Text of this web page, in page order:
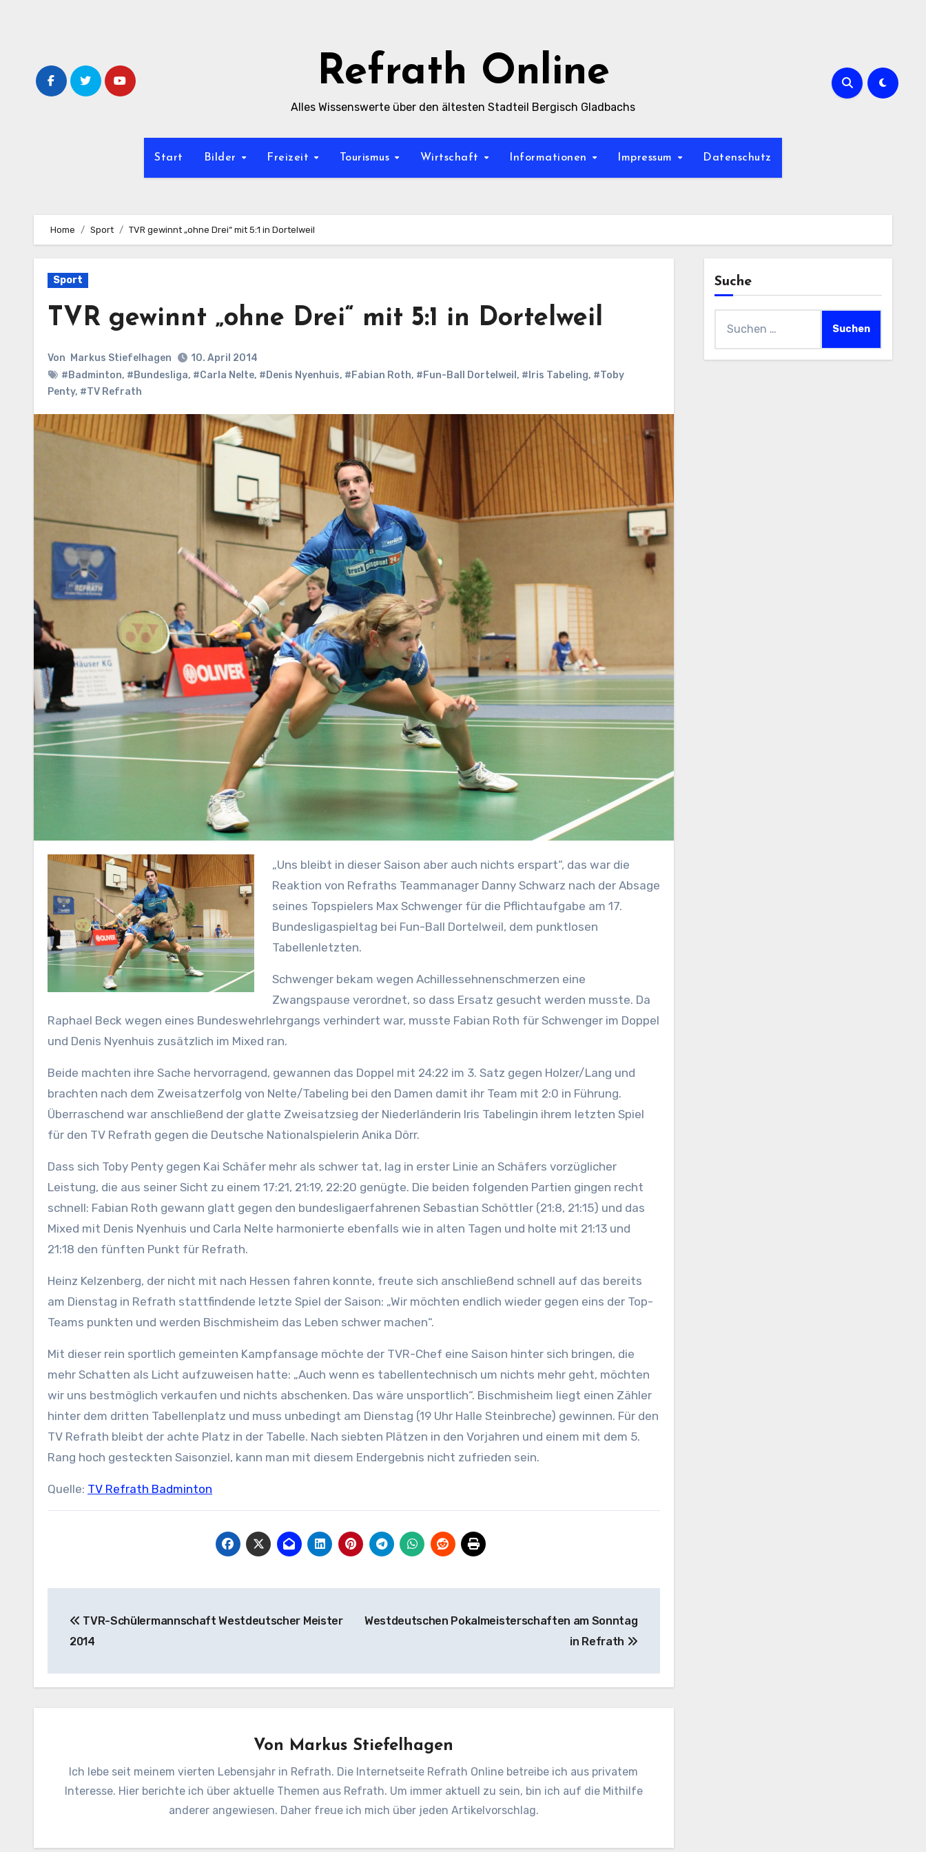
Refrath Online
Alles Wissenswerte über den ältesten Stadteil Bergisch Gladbachs
Start Bilder Freizeit Tourismus Wirtschaft Informationen Impressum Datenschutz
Home Sport TVR gewinnt „ohne Drei“ mit 5:1 in Dortelweil
Sport
TVR gewinnt „ohne Drei“ mit 5:1 in Dortelweil
Von Markus Stiefelhagen
10. April 2014
#Badminton, #Bundesliga, #Carla Nelte, #Denis Nyenhuis, #Fabian Roth, #Fun-Ball Dortelweil , #Iris Tabeling, #Toby
Penty, #TV Refrath
„Uns bleibt in dieser Saison aber auch nichts erspart“, das war die
Reaktion von Refraths Teammanager Danny Schwarz nach der Absage
seines Topspielers Max Schwenger für die Pflichtaufgabe am 17.
Bundesligaspieltag bei Fun-Ball Dortelweil, dem punktlosen
Tabellenletzten.
Schwenger bekam wegen Achillessehnenschmerzen eine
Zwangspause verordnet, so dass Ersatz gesucht werden musste. Da
Raphael Beck wegen eines Bundeswehrlehrgangs verhindert war, musste Fabian Roth für Schwenger im Doppel
und Denis Nyenhuis zusätzlich im Mixed ran.
Beide machten ihre Sache hervorragend, gewannen das Doppel mit 24:22 im 3. Satz gegen Holzer/Lang und
brachten nach dem Zweisatzerfolg von Nelte/Tabeling bei den Damen damit ihr Team mit 2:0 in Führung.
Überraschend war anschließend der glatte Zweisatzsieg der Niederländerin Iris Tabelingin ihrem letzten Spiel
für den TV Refrath gegen die Deutsche Nationalspielerin Anika Dörr.
Dass sich Toby Penty gegen Kai Schäfer mehr als schwer tat, lag in erster Linie an Schäfers vorzüglicher
Leistung, die aus seiner Sicht zu einem 17:21, 21:19, 22:20 genügte. Die beiden folgenden Partien gingen recht
schnell: Fabian Roth gewann glatt gegen den bundesligaerfahrenen Sebastian Schöttler (21:8, 21:15) und das
Mixed mit Denis Nyenhuis und Carla Nelte harmonierte ebenfalls wie in alten Tagen und holte mit 21:13 und
21:18 den fünften Punkt für Refrath.
Heinz Kelzenberg, der nicht mit nach Hessen fahren konnte, freute sich anschließend schnell auf das bereits
am Dienstag in Refrath stattfindende letzte Spiel der Saison: „Wir möchten endlich wieder gegen eins der Top-
Teams punkten und werden Bischmisheim das Leben schwer machen“.
Mit dieser rein sportlich gemeinten Kampfansage möchte der TVR-Chef eine Saison hinter sich bringen, die
mehr Schatten als Licht aufzuweisen hatte: „Auch wenn es tabellentechnisch um nichts mehr geht, möchten
wir uns bestmöglich verkaufen und nichts abschenken. Das wäre unsportlich“. Bischmisheim liegt einen Zähler
hinter dem dritten Tabellenplatz und muss unbedingt am Dienstag (19 Uhr Halle Steinbreche) gewinnen. Für den
TV Refrath bleibt der achte Platz in der Tabelle. Nach siebten Plätzen in den Vorjahren und einem mit dem 5.
Rang hoch gesteckten Saisonziel, kann man mit diesem Endergebnis nicht zufrieden sein.
Quelle: TV Refrath Badminton
TVR-Schülermannschaft Westdeutscher Meister
2014
Westdeutschen Pokalmeisterschaften am Sonntag
in Refrath
Von Markus Stiefelhagen
Ich lebe seit meinem vierten Lebensjahr in Refrath. Die Internetseite Refrath Online betreibe ich aus privatem
Interesse. Hier berichte ich über aktuelle Themen aus Refrath. Um immer aktuell zu sein, bin ich auf die Mithilfe
anderer angewiesen. Daher freue ich mich über jeden Artikelvorschlag.
Suche
nach: